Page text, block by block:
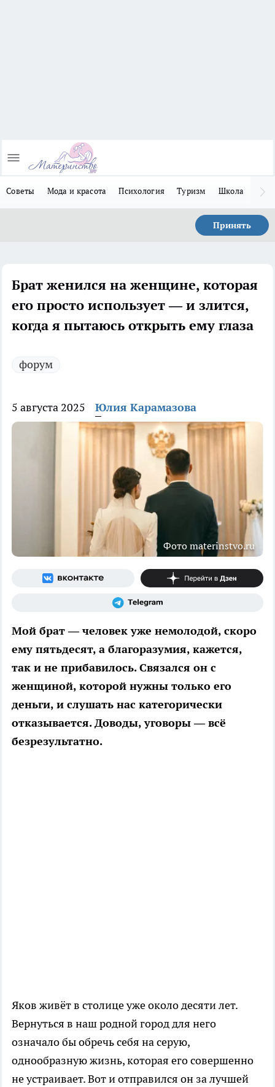
Советы Мода и красота Психология Туризм Школа
Принять
Брат женился на женщине, которая
его просто использует — и злится,
когда я пытаюсь открыть ему глаза
форум
5 августа 2025 Юлия Карамазова
Фото materinstvo.ru
Мой брат — человек уже немолодой, скоро
ему пятьдесят, а благоразумия, кажется,
так и не прибавилось. Связался он с
женщиной, которой нужны только его
деньги, и слушать нас категорически
отказывается. Доводы, уговоры — всё
безрезультатно.
Яков живёт в столице уже около десяти лет.
Вернуться в наш родной город для него
означало бы обречь себя на серую,
однообразную жизнь, которая его совершенно
не устраивает. Вот и отправился он за лучшей